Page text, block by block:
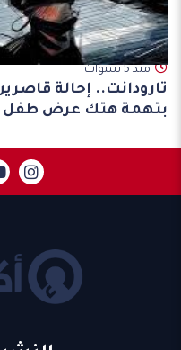
مند 5 سنوات
تارودانت.. إحالة
بتهمة هتك عرض طفل يبلغ 4